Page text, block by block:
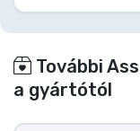
További
a gyártótól